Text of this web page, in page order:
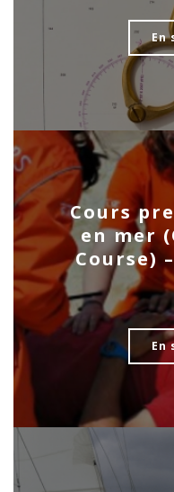
En
Cours
en mer
Course)
En